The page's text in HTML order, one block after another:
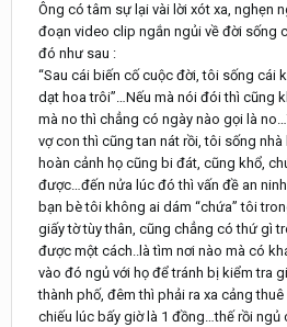
Ông có tâm sự lại vài lời xót xa, nghẹn
đoạn video clip ngắn ngủi về đời sống
đó như sau :
“Sau cái biến cố cuộc đời, tôi sống cái
dạt hoa trôi”…Nếu mà nói đói thì cũng
mà no thì chẳng có ngày nào gọi là
vợ con thì cũng tan nát rồi, tôi sống
hoàn cảnh họ cũng bi đát, cũng khổ,
được…đến nửa lúc đó thì vấn đề an
bạn bè tôi không ai dám “chứa” tôi
giấy tờ tùy thân, cũng chẳng có thứ gì
được một cách..là tìm nơi nào mà có
vào đó ngủ với họ để tránh bị kiểm tra
thành phố, đêm thì phải ra xa cảng
chiếu lúc bấy giờ là 1 đồng…thế rồi ngủ